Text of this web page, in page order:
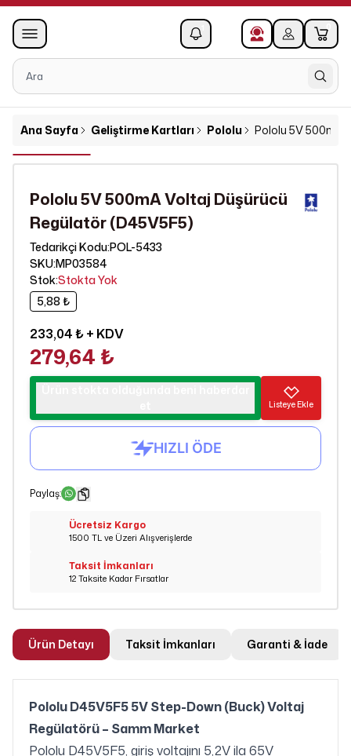
0
Ana Sayfa Geliştirme Kartları Pololu Pololu 5V 500mA
Pololu 5V 500mA Voltaj Düşürücü
Regülatör (D45V5F5)
Tedarikçi Kodu:POL-5433
SKU:MP03584
Stok:Stokta Yok
5,88 ₺
233,04 ₺+ KDV
279,64 ₺
Listeye Ekle
Paylaş:
Ücretsiz Kargo
1500 TL ve Üzeri Alışverişlerde
Taksit İmkanları
12 Taksite Kadar Fırsatlar
Ürün Detayı Taksit İmkanları Garanti & İade
Pololu D45V5F5 5V Step-Down (Buck) Voltaj
Regülatörü – Samm Market
Pololu D45V5F5, giriş voltajını 5,2V ila 65V